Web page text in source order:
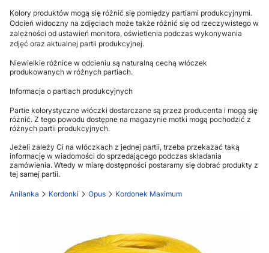
Kolory produktów mogą się różnić się pomiędzy partiami produkcyjnymi.
Odcień widoczny na zdjęciach może także różnić się od rzeczywistego w
zależności od ustawień monitora, oświetlenia podczas wykonywania
zdjęć oraz aktualnej partii produkcyjnej.
Niewielkie różnice w odcieniu są naturalną cechą włóczek
produkowanych w różnych partiach.
Informacja o partiach produkcyjnych
Partie kolorystyczne włóczki dostarczane są przez producenta i mogą się
różnić. Z tego powodu dostępne na magazynie motki mogą pochodzić z
różnych partii produkcyjnych.
Jeżeli zależy Ci na włóczkach z jednej partii, trzeba przekazać taką
informację w wiadomości do sprzedającego podczas składania
zamówienia. Wtedy w miarę dostępności postaramy się dobrać produkty z
tej samej partii.
Anilanka Kordonki Opus Kordonek Maximum